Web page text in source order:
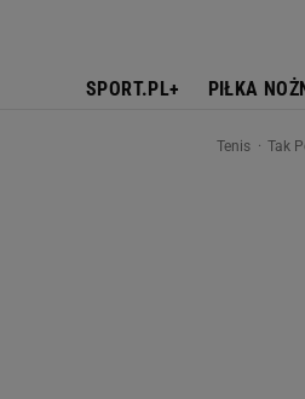
SPORT.PL+ PIŁKA
Tenis Tak